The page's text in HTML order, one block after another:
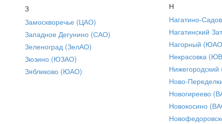
З
Замоскворечье (ЦАО)
Западное Дегунино (САО)
Зеленоград (ЗелАО)
Зюзино (ЮЗАО)
Зябликово (ЮАО)
Н
Нагатино-
Нагатинский
Нагорный
Некрасовка
Ново-
Новогиреево
Новокосино